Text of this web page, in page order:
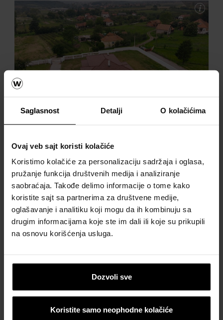
Saglasnost Detalji O kolačićima
Ovaj veb sajt koristi kolačiće
Koristimo kolačiće za personalizaciju sadržaja i oglasa,
pružanje funkcija društvenih medija i analiziranje
saobraćaja. Takođe delimo informacije o tome kako
koristite sajt sa partnerima za društvene medije,
oglašavanje i analitiku koji mogu da ih kombinuju sa
drugim informacijama koje ste im dali ili koje su prikupili
na osnovu korišćenja usluga.
Dozvoli sve
Koristite samo neophodne kolačiće